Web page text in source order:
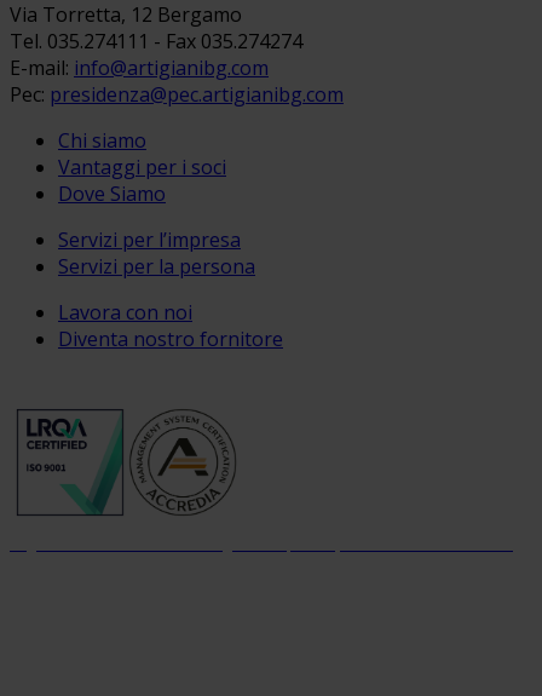
Via Torretta, 12 Bergamo
Tel. 035.274111 - Fax 035.274274
E-mail: info@artigianibg.com
Pec: presidenza@pec.artigianibg.com
Chi siamo
Vantaggi per i soci
Dove Siamo
Servizi per l’impresa
Servizi per la persona
Lavora con noi
Diventa nostro fornitore